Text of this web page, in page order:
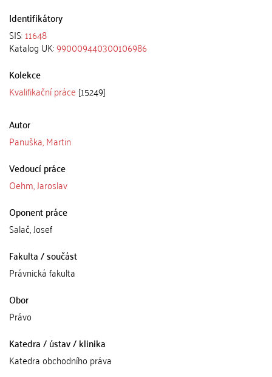
Identifikátory
SIS:11648
Katalog UK:990009440300106986
Kolekce
Kvalifikační práce [15249]
Autor
Panuška, Martin
Vedoucí práce
Oehm, Jaroslav
Oponent práce
Salač, Josef
Fakulta / součást
Právnická fakulta
Obor
Právo
Katedra / ústav / klinika
Katedra obchodního práva